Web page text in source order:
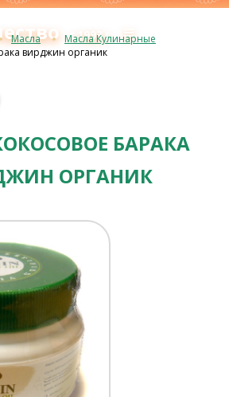
с 1993 г.≡
Масла
Масла Кулинарные
вирджин органик
БАРАКА
ОРГАНИК